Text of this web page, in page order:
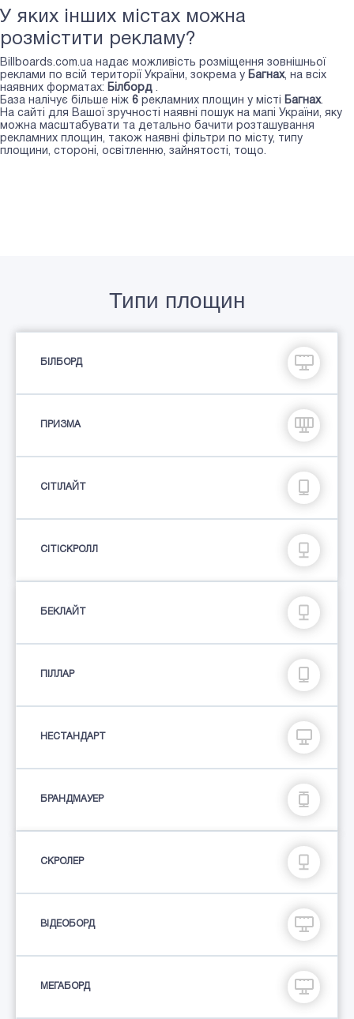
У яких інших містах можна
розмістити рекламу?
Billboards.com.ua надає можливість розміщення зовнішньої
реклами по всій території України, зокрема у Багнах, на всіх
наявних форматах: Білборд .
База налічує більше ніж 6 рекламних площин у місті Багнах.
На сайті для Вашої зручності наявні пошук на мапі України, яку
можна масштабувати та детально бачити розташування
рекламних площин, також наявні фільтри по місту, типу
площини, стороні, освітленню, зайнятості, тощо.
Типи площин
БІЛБОРД
ПРИЗМА
СIТIЛАЙТ
СІТІСКРОЛЛ
БЕКЛАЙТ
ПIЛЛАР
НЕСТАНДАРТ
БРАНДМАУЕР
СКРОЛЕР
ВІДЕОБОРД
МЕГАБОРД